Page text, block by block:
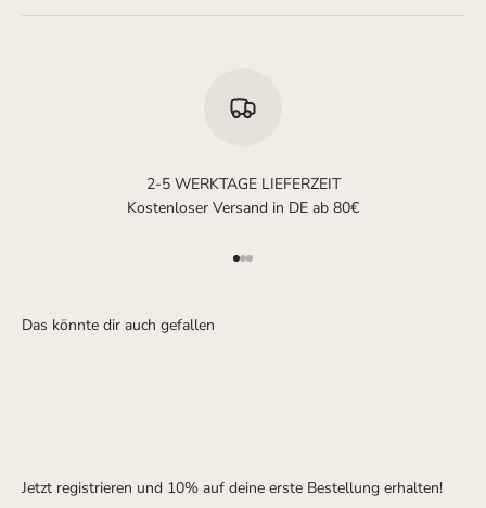
2-5 WERKTAGE LIEFERZEIT
Kostenloser Versand in DE ab 80€
Jetzt registrieren und 10% auf deine erste Bestellung erhalten!